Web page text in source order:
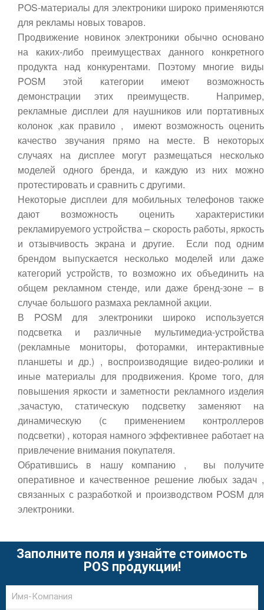
POS-материалы для электроники широко применяются
для рекламы новых товаров.
Продвижение новинок электроники обычно основано
на каких-либо преимуществах данного конкретного
продукта над конкурентами. Поэтому многие виды
POSM этой категории имеют возможность
демонстрации этих преимуществ. Например,
рекламные дисплеи для наушников или портативных
колонок ,как правило , имеют возможность оценить
качество звучания прямо на месте. В некоторых
случаях на дисплее могут размещаться несколько
моделей одного бренда, и каждую из них можно
протестировать и сравнить с другими.
Некоторые дисплеи для мобильных телефонов также
дают возможность оценить характеристики
рекламируемого устройства – скорость работы, яркость
и отзывчивость экрана и другие. Если под одним
брендом выпускается несколько моделей или даже
категорий устройств, то возможно их объединить на
общем рекламном стенде, или даже бренд-зоне – в
случае большого размаха рекламной акции.
В POSM для электроники широко используется
подсветка и различные мультимедиа-устройства
(рекламные мониторы, фоторамки, интерактивные
планшеты и др.) , воспроизводящие видео-ролики и
иные материалы для продвижения. Кроме того, для
повышения яркости и заметности рекламного изделия
,зачастую, статическую подсветку заменяют на
динамическую (с применением контроллеров
подсветки) , которая намного эффективнее работает на
привлечение внимания покупателя.
Обратившись в нашу компанию , вы получите
оперативное и качественное решение любых задач ,
связанных с разработкой и производством POSM для
электроники.
Заполните поля и узнайте стоимость
POS продукции!